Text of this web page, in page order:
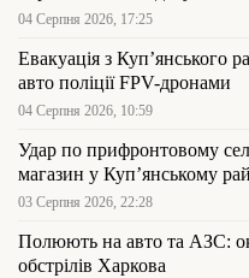
04 Серпня 2026, 17:25
Евакуація з Куп’янського
авто поліції FPV-дронами
04 Серпня 2026, 10:59
Удар по прифронтовому
магазин у Куп’янському
03 Серпня 2026, 22:28
Полюють на авто та АЗС:
обстрілів Харкова